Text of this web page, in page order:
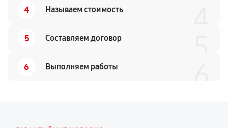
4 Называем стоимость
5 Составляем договор
6 Выполняем работы